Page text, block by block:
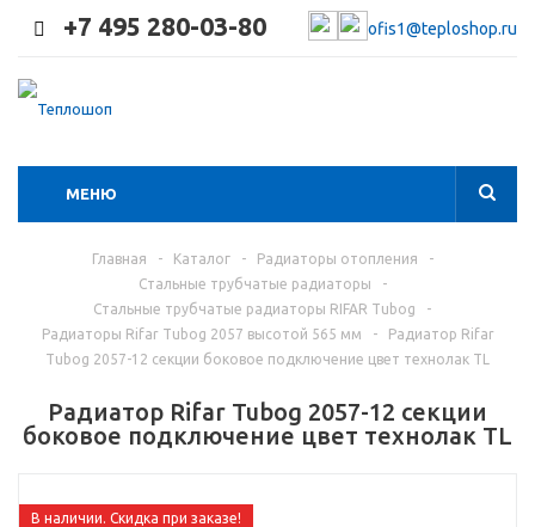
+7 495 280-03-80 ofis1@teploshop.ru
МЕНЮ
Главная - Каталог - Радиаторы отопления
-
Стальные трубчатые радиаторы
-
Стальные трубчатые радиаторы RIFAR Tubog
-
Радиаторы Rifar Tubog 2057 высотой 565 мм
-
Радиатор Rifar
Tubog 2057-12 секции боковое подключение цвет технолак TL
Радиатор Rifar Tubog 2057-12 секции
боковое подключение цвет технолак TL
В наличии. Скидка при заказе!